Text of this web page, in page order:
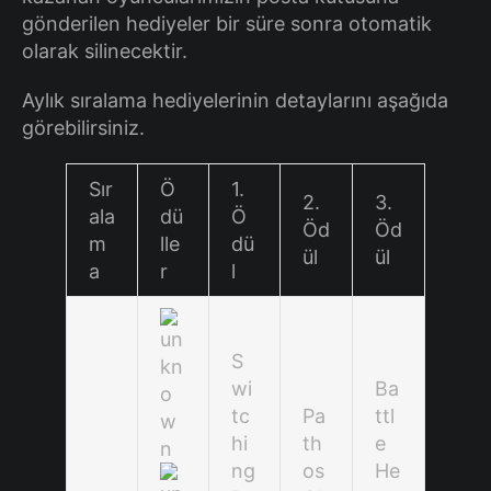
gönderilen hediyeler bir süre sonra otomatik
olarak silinecektir.
Aylık sıralama hediyelerinin detaylarını aşağıda
görebilirsiniz.
Sır
ala
m
a
Ö
dü
lle
r
1.
Ö
dü
l
2.
Öd
ül
3.
Öd
ül
S
wi
tc
hi
ng
Pa
th
os
Ba
ttl
e
He